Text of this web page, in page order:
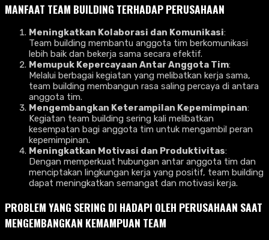
MANFAAT TEAM BUILDING TERHADAP PERUSAHAAN
Meningkatkan Kolaborasi dan Komunikasi:
Team building membantu anggota tim berkomunikasi
lebih baik dan bekerja sama secara efektif.
Memupuk Kepercayaan Antar Anggota Tim:
Melalui berbagai kegiatan yang melibatkan kerja sama,
team building membangun rasa saling percaya di antara
anggota tim.
Mengembangkan Keterampilan Kepemimpinan:
Kegiatan team building sering kali melibatkan
kesempatan bagi anggota tim untuk mengambil peran
kepemimpinan.
Meningkatkan Motivasi dan Produktivitas:
Dengan memperkuat hubungan antar anggota tim dan
menciptakan lingkungan kerja yang positif, team building
dapat meningkatkan semangat dan motivasi kerja.
PROBLEM YANG SERING DI HADAPI OLEH PERUSAHAAN SAAT
MENGEMBANGKAN KEMAMPUAN TEAM